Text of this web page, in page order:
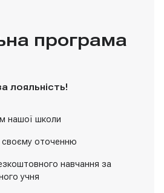
програма
лояльність!
нашої школи
своєму оточенню
навчання за
учня